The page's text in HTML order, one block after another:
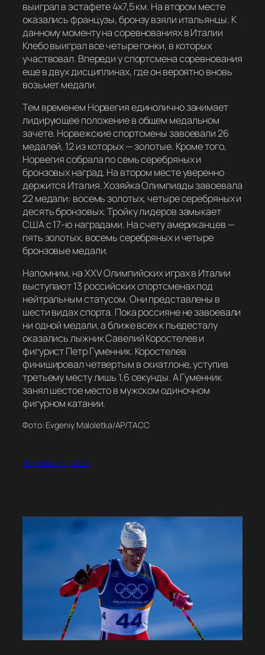
выиграл в эстафете 4х7,5 км. На втором месте
оказались французы, бронзу взяли итальянцы. К
данному моменту на соревнованиях в Италии
Клебо выиграл все четыре гонки, в которых
участвовал. Впереди у спортсмена соревнования
еще в двух дисциплинах, где он вероятно вновь
возьмет медали.
Тем временем Норвегия единолично занимает
лидирующее положение в общем медальном
зачете. Норвежские спортсмены завоевали 26
медалей, 12 из которых — золотые. Кроме того,
Норвегия собрала по семь серебряных и
бронзовых наград. На втором месте уверенно
держится Италия. Хозяйка Олимпиады завоевала
22 медали: восемь золотых, четыре серебряных и
десять бронзовых. Тройку лидеров замыкает
США с 17-ю наградами. На счету американцев —
пять золотых, восемь серебряных и четыре
бронзовые медали.
Напомним, на XXV Олимпийских играх в Италии
выступают 13 российских спортсменах под
нейтральным статусом. Они представлены в
шести видах спорта. Пока россияне не завоевали
ни одной медали, а ближе всех к пьедесталу
оказались лыжник Савелий Коростелев и
фигурист Петр Гуменник. Коростелев
финишировал четвертым в скиатлоне, уступив
третьему месту лишь 1,6 секунды. А Гуменник
занял шестое место в мужском одиночном
фигурном катании.
Фото: Evgeniy Maloletka/AP/ТАСС
16 февраля, 2026